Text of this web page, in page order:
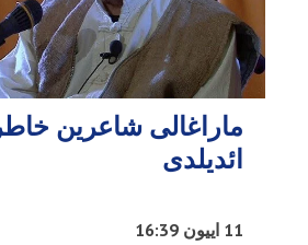
ماراغالی شاعرین
ائدیلدی
11 اییون 16:39